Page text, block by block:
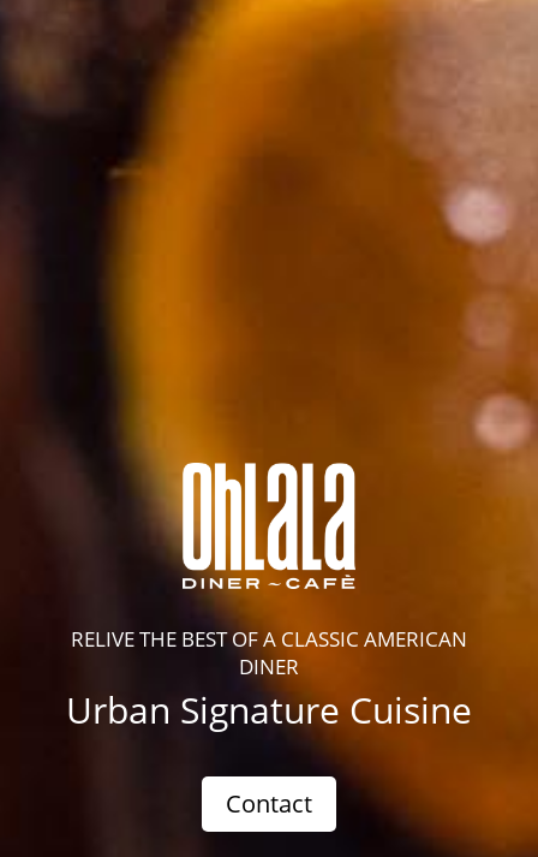
RELIVE THE BEST OF A CLASSIC AMERICAN
DINER
Urban Signature Cuisine
Contact